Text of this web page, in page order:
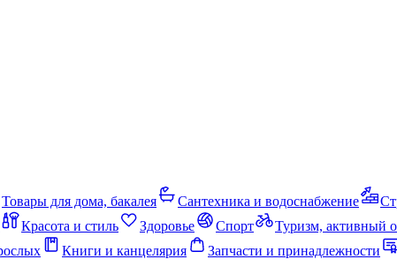
Товары для дома, бакалея Сантехника и водоснабжение
Красота и стиль Здоровье Спорт Туризм, активный
Книги и канцелярия Запчасти и принадлежности